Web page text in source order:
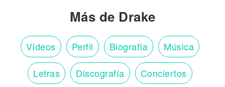
Más de Drake
Vídeos Perfil Biografía Música
Letras Discografía Conciertos